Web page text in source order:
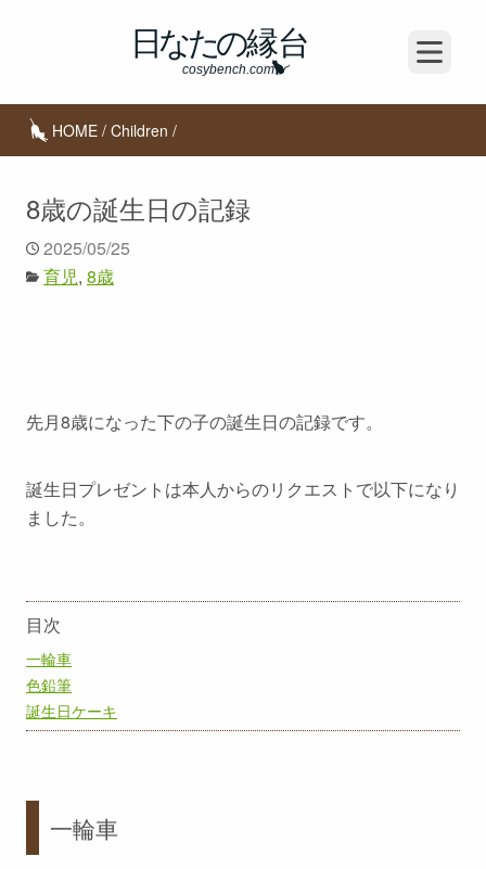
Open
HOME / Children /
8歳の誕生日の記録
2025/05/25
育児 8歳
先月8歳になった下の子の誕生日の記録です。
誕生日プレゼントは本人からのリクエストで以下になり
ました。
目次
一輪車
色鉛筆
誕生日ケーキ
一輪車